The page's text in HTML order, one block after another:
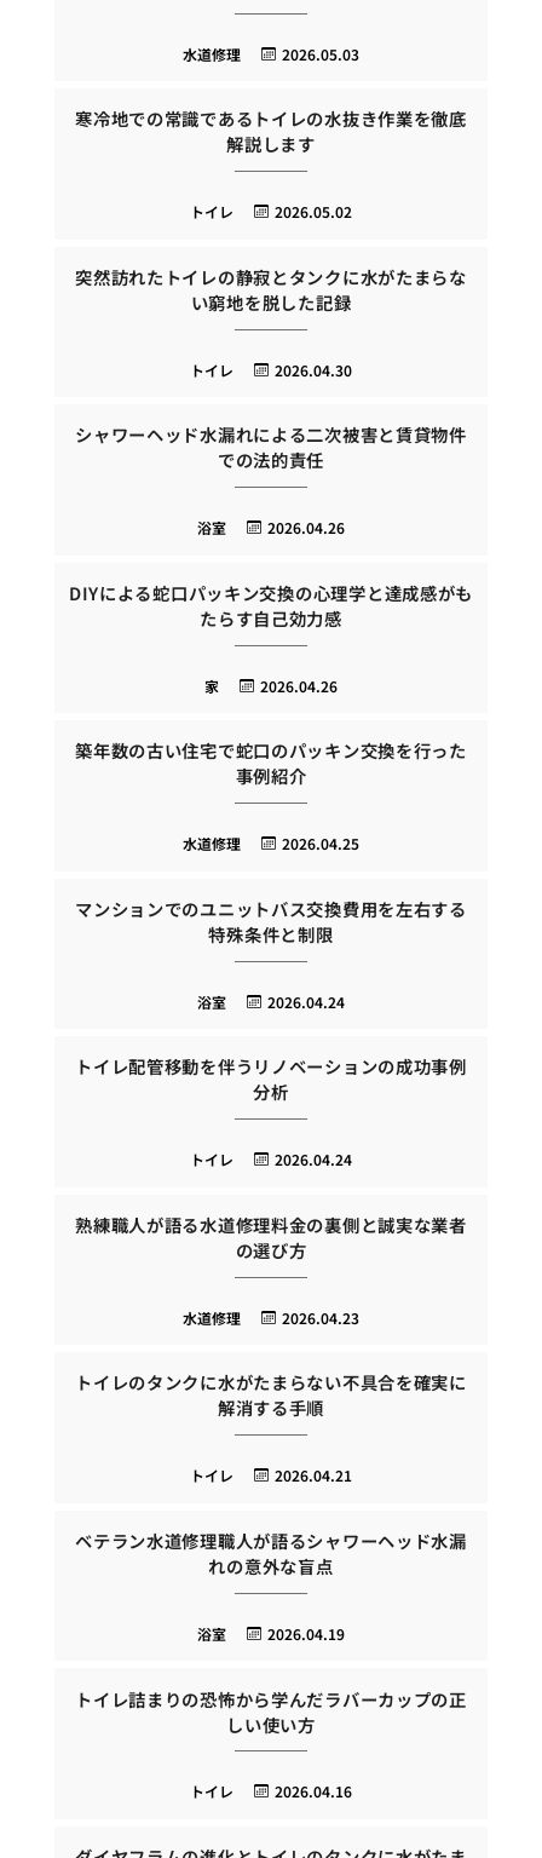
2026.05.03
水道修理
寒冷地での常識であるトイレの水抜き作業を徹底
解説します
2026.05.02
トイレ
突然訪れたトイレの静寂とタンクに水がたまらな
い窮地を脱した記録
2026.04.30
トイレ
シャワーヘッド水漏れによる二次被害と賃貸物件
での法的責任
2026.04.26
浴室
DIYによる蛇口パッキン交換の心理学と達成感がも
たらす自己効力感
2026.04.26
家
築年数の古い住宅で蛇口のパッキン交換を行った
事例紹介
2026.04.25
水道修理
マンションでのユニットバス交換費用を左右する
特殊条件と制限
2026.04.24
浴室
トイレ配管移動を伴うリノベーションの成功事例
分析
2026.04.24
トイレ
熟練職人が語る水道修理料金の裏側と誠実な業者
の選び方
2026.04.23
水道修理
トイレのタンクに水がたまらない不具合を確実に
解消する手順
2026.04.21
トイレ
ベテラン水道修理職人が語るシャワーヘッド水漏
れの意外な盲点
2026.04.19
浴室
トイレ詰まりの恐怖から学んだラバーカップの正
しい使い方
2026.04.16
トイレ